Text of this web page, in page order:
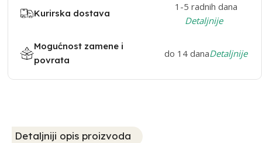
Kurirska dostava
1-5 radnih dana
Detaljnije
Mogućnost zamene i
povrata
do 14 danaDetaljnije
Detaljniji opis proizvoda